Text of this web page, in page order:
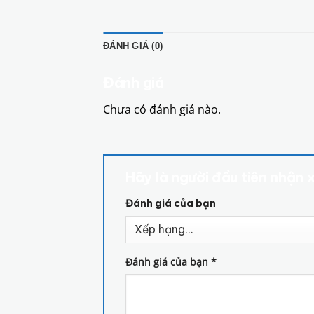
ĐÁNH GIÁ (0)
Chưa có đánh giá nào.
Đánh giá của bạn
Đánh giá của bạn *